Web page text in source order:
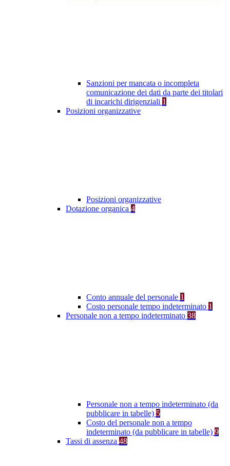
Sanzioni per mancata o incompleta
comunicazione dei dati da parte dei titolari
di incarichi dirigenziali 1
Posizioni organizzative
Posizioni organizzative
Dotazione organica 4
Conto annuale del personale 1
Costo personale tempo indeterminato 1
Personale non a tempo indeterminato 38
Personale non a tempo indeterminato (da
pubblicare in tabelle) 5
Costo del personale non a tempo
indeterminato (da pubblicare in tabelle) 9
Tassi di assenza 48